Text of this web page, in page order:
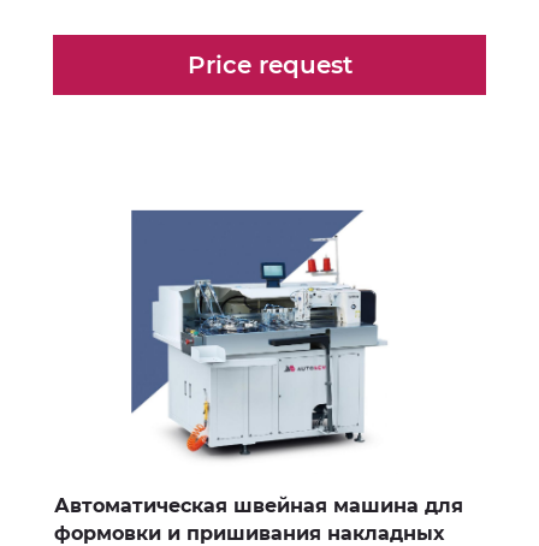
Price request
Автоматическая швейная машина для
формовки и пришивания накладных